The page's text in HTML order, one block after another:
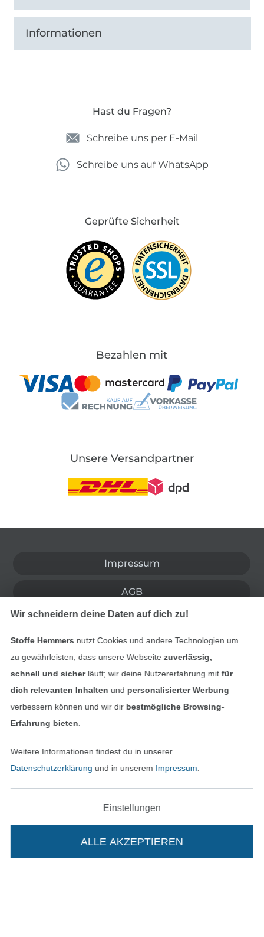
In deinen Warenkorb
Informationen
Hast du Fragen?
Schreibe uns per E-Mail
Schreibe uns auf WhatsApp
Geprüfte Sicherheit
Bezahlen mit
Unsere Versandpartner
Impressum
AGB
Datenschutz
Kontakt
Bestellung widerrufen
Finde mehr Inspiration
Wir schneidern deine Daten auf dich zu!
Stoffe Hemmers nutzt Cookies und andere Technologien um
zu gewährleisten, dass unsere Webseite zuverlässig,
schnell und sicherläuft; wir deine Nutzererfahrung mitfür
dich relevanten Inhalten und personalisierter Werbung
verbessern können und wir dir bestmögliche Browsing-
Erfahrung bieten
Weitere Informationen findest du in unserer
Datenschutzerklärung und in unserem Impressum
Einstellungen
ALLE AKZEPTIEREN